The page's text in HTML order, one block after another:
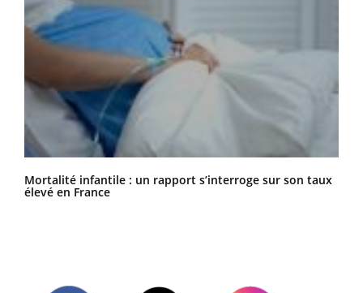
Mortalité infantile : un rapport s’interroge sur son taux
élevé en France